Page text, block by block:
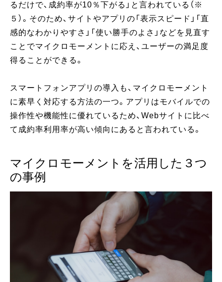
るだけで、成約率が10％下がる」と言われている（※
５）。そのため、サイトやアプリの「表示スピード」「直
感的なわかりやすさ」「使い勝手のよさ」などを見直す
ことでマイクロモーメントに応え、ユーザーの満足度
得ることができる。
スマートフォンアプリの導入も、マイクロモーメント
に素早く対応する方法の一つ。アプリはモバイルでの
操作性や機能性に優れているため、Webサイトに比べ
て成約率利用率が高い傾向にあると言われている。
マイクロモーメントを活用した３つ
の事例